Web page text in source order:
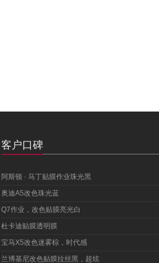
客户口碑
阿斯顿 · 马丁贴膜作业珠光黑
奥迪A5改色珠光蓝
Q7作业，改色贴膜亮光白
杜卡迪贴膜透明膜
宝马X5改色迷雾棕，时代感
兰博基尼改色贴膜拉丝黑，超炫